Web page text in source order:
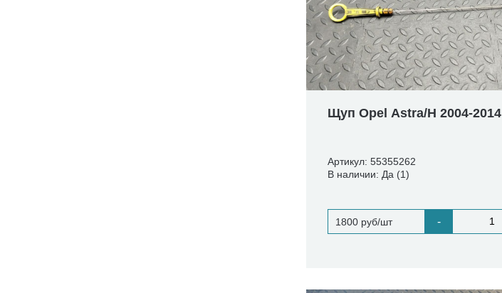
Щуп Opel Astra/H 2004-2014
Артикул: 55355262
В наличии: Да (1)
1800 руб/шт -